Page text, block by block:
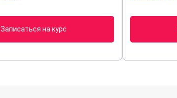
Записаться на курс